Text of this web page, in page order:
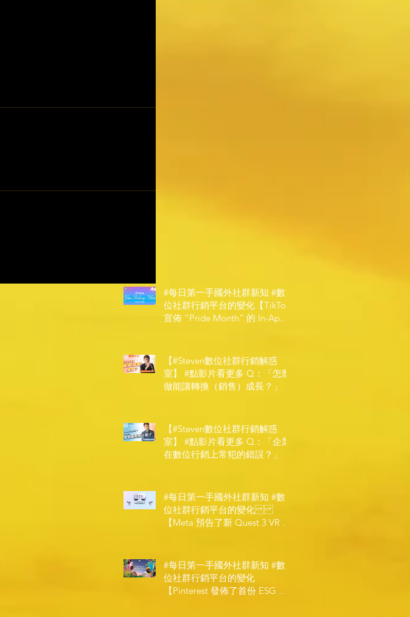
#每日第一手國外社群新知 #數
位社群行銷平台的變化【TikTok
宣佈 ”Pride Month” 的 In-App
【#Steven數位社群行銷解惑
室】 #點影片看更多​ Q：「怎麼
做能讓轉換（銷售）成長？」
【#Steven數位社群行銷解惑
室】 #點影片看更多​ Q：「企業
在數位行銷上常犯的錯誤？」
#每日第一手國外社群新知 #數
位社群行銷平台的變化
【Meta 預告了新 Quest 3 VR 耳
#每日第一手國外社群新知 #數
位社群行銷平台的變化
【Pinterest 發佈了首份 ESG 報